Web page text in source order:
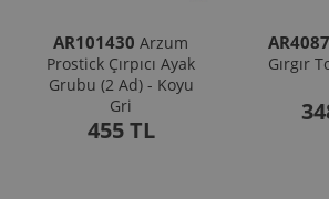
AR101430 Arzum
Prostick Çırpıcı Ayak
Grubu (2 Ad) - Koyu
Gri
455 TL
Gırgır